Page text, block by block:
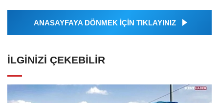
ANASAYFAYA DÖNMEK İÇİN TIKLAYINIZ
İLGINIZI ÇEKEBILIR